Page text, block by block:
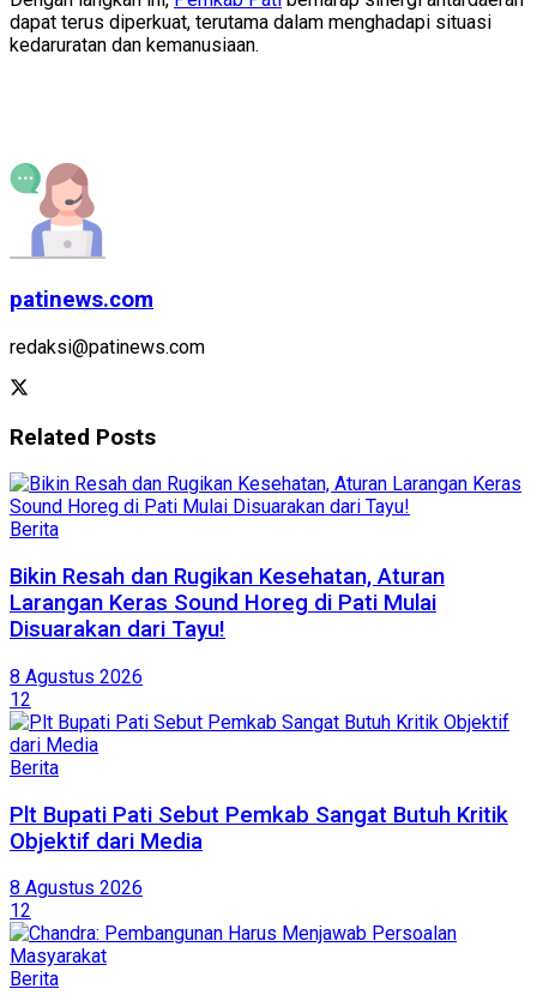
dapat terus diperkuat, terutama dalam menghadapi situasi
kedaruratan dan kemanusiaan.
patinews.com
redaksi@patinews.com
Related Posts
Berita
Bikin Resah dan Rugikan Kesehatan, Aturan
Larangan Keras Sound Horeg di Pati Mulai
Disuarakan dari Tayu!
8 Agustus 2026
12
Berita
Plt Bupati Pati Sebut Pemkab Sangat Butuh Kritik
Objektif dari Media
8 Agustus 2026
12
Berita